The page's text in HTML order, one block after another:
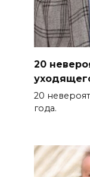
20
20
года.